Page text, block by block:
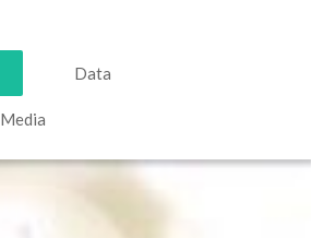
Data
Media